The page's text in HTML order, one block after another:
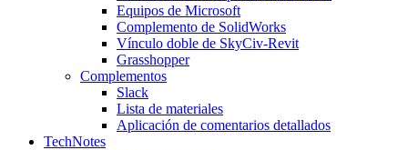
Equipos de Microsoft
Complemento de SolidWorks
Vínculo doble de SkyCiv-Revit
Grasshopper
Complementos
Slack
Lista de materiales
Aplicación de comentarios detallados
TechNotes